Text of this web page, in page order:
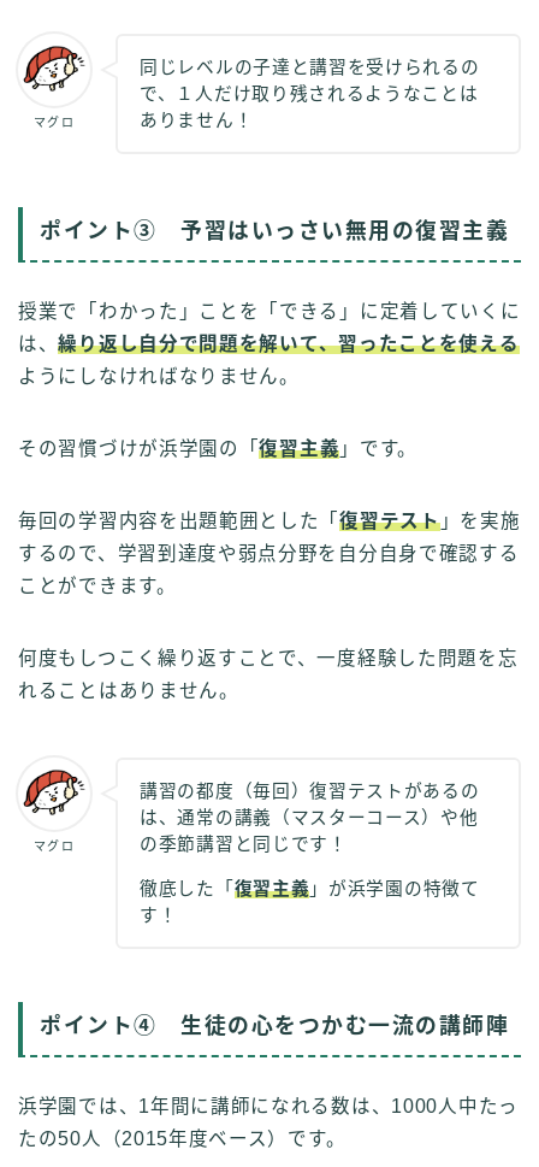
マグロ
同じレベルの子達と講習を受けられるの
で、１人だけ取り残されるようなことは
ありません！
ポイント③ 予習はいっさい無用の復習主義
授業で「わかった」ことを「できる」に定着していくに
は、繰り返し自分で問題を解いて、習ったことを使える
ようにしなければなりません。
その習慣づけが浜学園の「復習主義 」です。
毎回の学習内容を出題範囲とした「復習テスト」を実施
するので、学習到達度や弱点分野を自分自身で確認する
ことができます。
何度もしつこく繰り返すことで、一度経験した問題を忘
れることはありません。
マグロ
講習の都度（毎回）復習テストがあるの
は、通常の講義（マスターコース）や他
の季節講習と同じです！
徹底した「 復習主義 」が浜学園の特徴て
す！
ポイント④ 生徒の心をつかむ一流の講師陣
浜学園では、1年間に講師になれる数は、1000人中たっ
たの50人（2015年度ベース）です。